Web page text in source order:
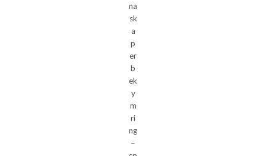
na
sk
a
p
er
b
ek
y
m
ri
ng
–